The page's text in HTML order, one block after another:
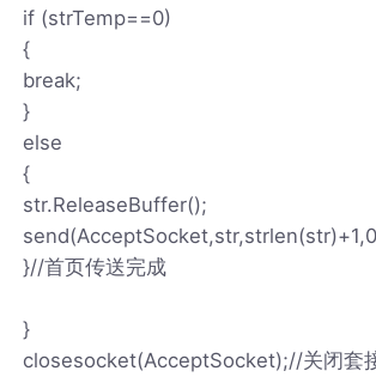
if (strTemp==0)
{
break;
}
else
{
str.ReleaseBuffer();
}//首页传送完成
}
closesocket(AcceptSocket);//关闭套